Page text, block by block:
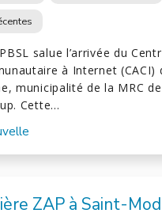
salue l’arrivée du
à Internet (CACI)
municipalité de la MRC de
Cette…
ZAP à Saint-